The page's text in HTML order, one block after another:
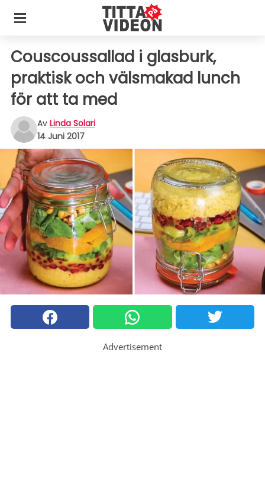
Couscoussallad i glasburk,
praktisk och välsmakad lunch
för att ta med
Av Linda Solari
14 Juni 2017
Advertisement